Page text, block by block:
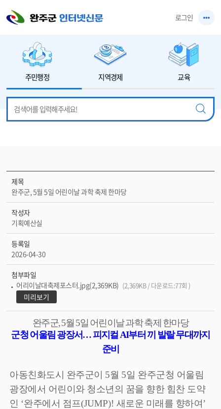
로그인
주민행정 지역경제 교육
제목
완주군, 5월 5일 어린이날 과학 축제 한마당
작성자
기획예산실
등록일
2026-04-30
첨부파일
어리이날대축제포스터.jpg(2,369KB) (2,369KB / 다운로드:77회 )
미리보기
완주군, 5월 5일 어린이날 과학 축제 한마당
군청 어울림 광장서…피지컬 AI부터 끼 발랄 무대까지
준비
아동친화도시 완주군이 5월 5일 완주군청 어울림
광장에서 어린이와 청소년의 꿈을 향한 힘찬 도약
인 ‘완주에서 점프(JUMP)! 새로운 미래를 향하여’